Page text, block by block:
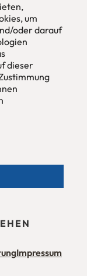
um
oder darauf
dieser
Impressum
(AGB)